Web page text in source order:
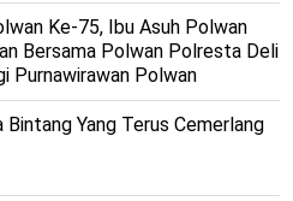
Ke-75, Ibu Asuh Polwan
Bersama Polwan Polresta Deli
Purnawirawan Polwan
Bintang Yang Terus Cemerlang